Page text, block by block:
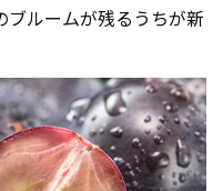
ブルームが残るうちが新